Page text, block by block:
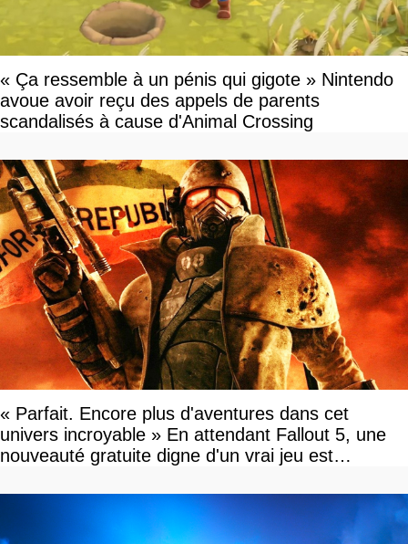
« Ça ressemble à un pénis qui gigote » Nintendo
avoue avoir reçu des appels de parents
scandalisés à cause d'Animal Crossing
« Parfait. Encore plus d'aventures dans cet
univers incroyable » En attendant Fallout 5, une
nouveauté gratuite digne d'un vrai jeu est